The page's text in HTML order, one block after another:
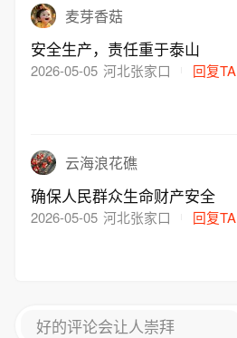
麦芽香菇
安全生产，责任重于泰山
2026-05-05 河北张家口 回复TA
云海浪花礁
确保人民群众生命财产安全
2026-05-05 河北张家口 回复TA
好的评论会让人崇拜